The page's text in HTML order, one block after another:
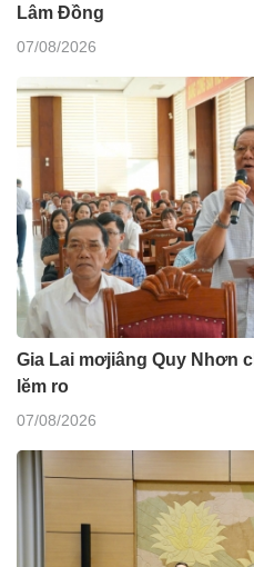
Lâm Đồng
07/08/2026
Gia Lai mơjiâng Quy Nhơn
lĕm ro
07/08/2026